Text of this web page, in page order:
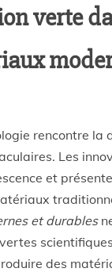
verte
rencontre la
Les
et
et durables
des